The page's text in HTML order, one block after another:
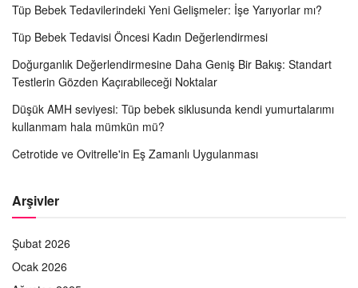
Tüp Bebek Tedavilerindeki Yeni Gelişmeler: İşe Yarıyorlar mı?
Tüp Bebek Tedavisi Öncesi Kadın Değerlendirmesi
Doğurganlık Değerlendirmesine Daha Geniş Bir Bakış: Standart
Testlerin Gözden Kaçırabileceği Noktalar
Düşük AMH seviyesi: Tüp bebek siklusunda kendi yumurtalarımı
kullanmam hala mümkün mü?
Cetrotide ve Ovitrelle'in Eş Zamanlı Uygulanması
Arşivler
Şubat 2026
Ocak 2026